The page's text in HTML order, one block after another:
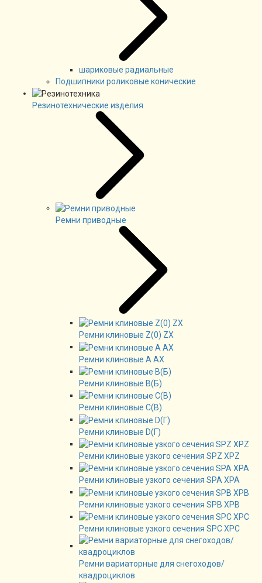
шариковые радиальные
Подшипники роликовые конические
Резинотехнические изделия
Ремни приводные
Ремни клиновые Z(0) ZX
Ремни клиновые А AX
Ремни клиновые В(Б)
Ремни клиновые C(B)
Ремни клиновые D(Г)
Ремни клиновые узкого сечения SPZ XPZ
Ремни клиновые узкого сечения SPA XPA
Ремни клиновые узкого сечения SPB XPB
Ремни клиновые узкого сечения SPC XPC
Ремни вариаторные для снегоходов/
квадроциклов